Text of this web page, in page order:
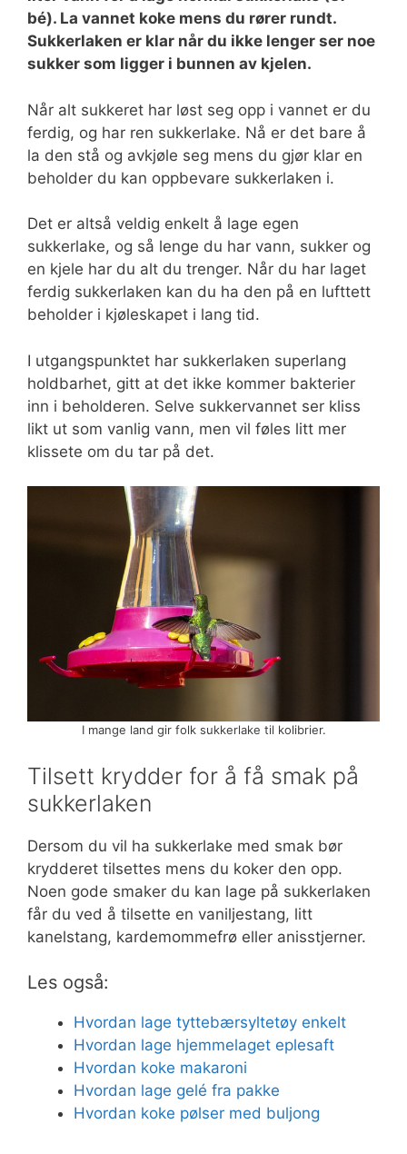
bé). La vannet koke mens du rører rundt.
Sukkerlaken er klar når du ikke lenger ser noe
sukker som ligger i bunnen av kjelen.
Når alt sukkeret har løst seg opp i vannet er du
ferdig, og har ren sukkerlake. Nå er det bare å
la den stå og avkjøle seg mens du gjør klar en
beholder du kan oppbevare sukkerlaken i.
Det er altså veldig enkelt å lage egen
sukkerlake, og så lenge du har vann, sukker og
en kjele har du alt du trenger. Når du har laget
ferdig sukkerlaken kan du ha den på en lufttett
beholder i kjøleskapet i lang tid.
I utgangspunktet har sukkerlaken superlang
holdbarhet, gitt at det ikke kommer bakterier
inn i beholderen. Selve sukkervannet ser kliss
likt ut som vanlig vann, men vil føles litt mer
klissete om du tar på det.
I mange land gir folk sukkerlake til kolibrier.
Tilsett krydder for å få smak på
sukkerlaken
Dersom du vil ha sukkerlake med smak bør
krydderet tilsettes mens du koker den opp.
Noen gode smaker du kan lage på sukkerlaken
får du ved å tilsette en vaniljestang, litt
kanelstang, kardemommefrø eller anisstjerner.
Les også:
Hvordan lage tyttebærsyltetøy enkelt
Hvordan lage hjemmelaget eplesaft
Hvordan koke makaroni
Hvordan lage gelé fra pakke
Hvordan koke pølser med buljong